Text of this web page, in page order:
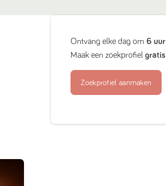
Ontvang elke dag om6 uur
Maak een zoekprofielgratis
Zoekprofiel aanmaken